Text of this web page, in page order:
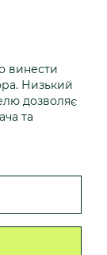
винести
Низький
дозволяє
та